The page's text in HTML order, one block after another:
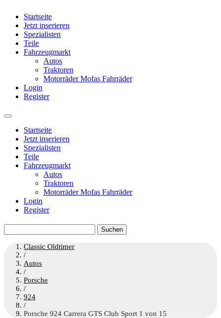
Startseite
Jetzt inserieren
Spezialisten
Teile
Fahrzeugmarkt
Autos
Traktoren
Motorräder Mofas Fahrräder
Login
Register
Startseite
Jetzt inserieren
Spezialisten
Teile
Fahrzeugmarkt
Autos
Traktoren
Motorräder Mofas Fahrräder
Login
Register
nach:
Classic Oldtimer
/
Autos
/
Porsche
/
924
/
Porsche 924 Carrera GTS Club Sport 1 von 15